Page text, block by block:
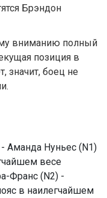
Брэндон
вниманию полный
позиция в
значит, боец не
Аманда Нуньес (N1)
весе
Франс (N2) -
в наилегчайшем